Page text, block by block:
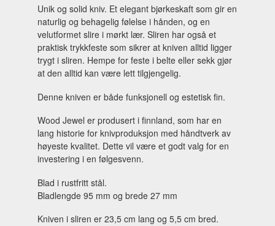
Unik og solid kniv. Et elegant bjørkeskaft som gir en
naturlig og behagelig følelse i hånden, og en
velutformet slire i mørkt lær. Sliren har også et
praktisk trykkfeste som sikrer at kniven alltid ligger
trygt i sliren. Hempe for feste i belte eller sekk gjør
at den alltid kan være lett tilgjengelig.
Denne kniven er både funksjonell og estetisk fin.
Wood Jewel er produsert i finnland, som har en
lang historie for knivproduksjon med håndtverk av
høyeste kvalitet. Dette vil være et godt valg for en
investering i en følgesvenn.
Blad i rustfritt stål.
Bladlengde 95 mm og brede 27 mm
Kniven i sliren er 23,5 cm lang og 5,5 cm bred.